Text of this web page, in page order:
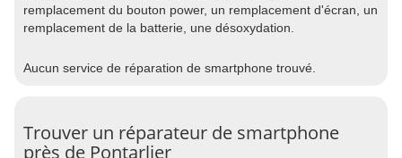
remplacement du bouton power, un remplacement d'écran, un
remplacement de la batterie, une désoxydation.
Aucun service de réparation de smartphone trouvé.
Trouver un réparateur de smartphone
près de Pontarlier